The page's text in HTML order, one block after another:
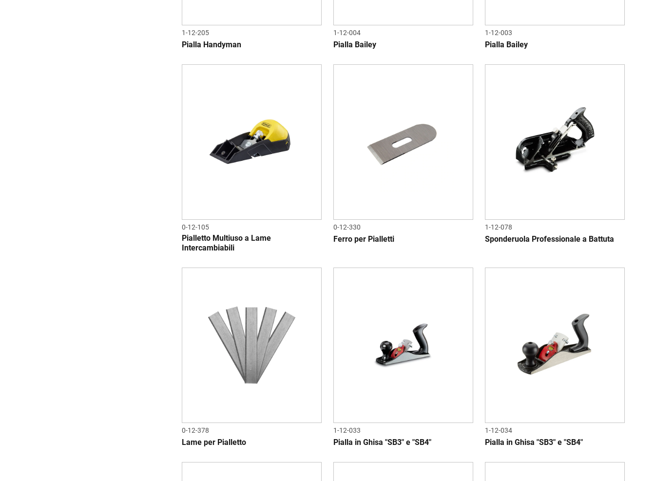
1-12-205
Pialla Handyman
1-12-004
Pialla Bailey
1-12-003
Pialla Bailey
0-12-105
Pialletto Multiuso a Lame
Intercambiabili
0-12-330
Ferro per Pialletti
1-12-078
Sponderuola Professionale a Battuta
0-12-378
Lame per Pialletto
1-12-033
Pialla in Ghisa "SB3" e "SB4"
1-12-034
Pialla in Ghisa "SB3" e "SB4"